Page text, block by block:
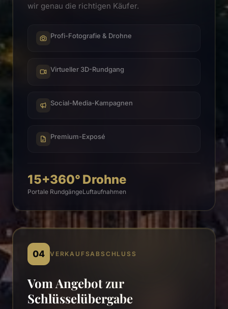
wir genau die richtigen Käufer.
Profi-Fotografie & Drohne
Virtueller 3D-Rundgang
Social-Media-Kampagnen
Premium-Exposé
15+
Portale
360°
Rundgänge
Drohne
Luftaufnahmen
04 VERKAUFSABSCHLUSS
Vom Angebot zur
Schlüsselübergabe